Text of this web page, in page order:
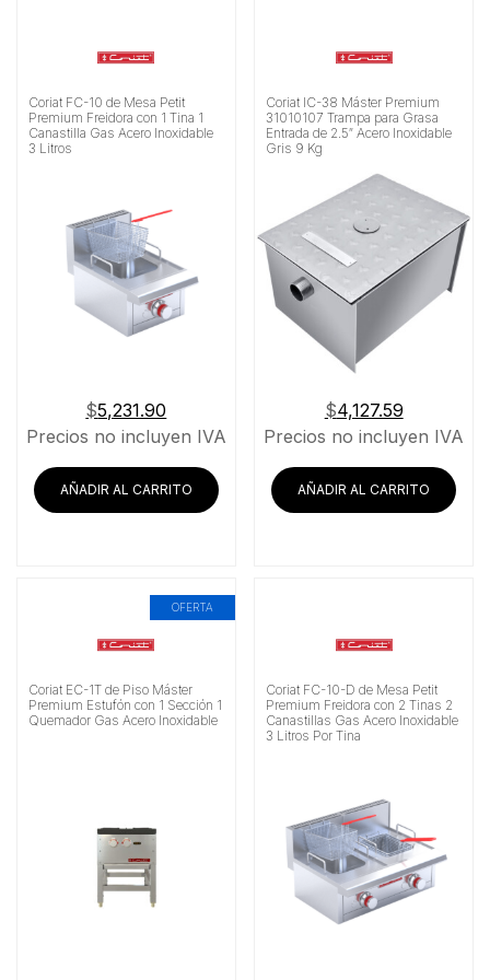
Coriat FC-10 de Mesa Petit
Premium Freidora con 1 Tina 1
Canastilla Gas Acero Inoxidable
3 Litros
$5,231.90
Precios no incluyen IVA
AÑADIR AL CARRITO
Coriat IC-38 Máster Premium
31010107 Trampa para Grasa
Entrada de 2.5″ Acero Inoxidable
Gris 9 Kg
$4,127.59
Precios no incluyen IVA
AÑADIR AL CARRITO
OFERTA
Coriat EC-1T de Piso Máster
Premium Estufón con 1 Sección 1
Quemador Gas Acero Inoxidable
Coriat FC-10-D de Mesa Petit
Premium Freidora con 2 Tinas 2
Canastillas Gas Acero Inoxidable
3 Litros Por Tina